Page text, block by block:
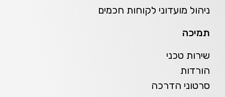
ניהול מועדוני לקוחות חכמים
תמיכה
שירות טכני
הורדות
סרטוני הדרכה